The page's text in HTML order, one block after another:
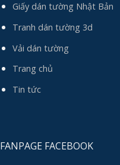
Giấy dán tường Nhật Bản
Tranh dán tường 3d
Vải dán tường
Trang chủ
Tin tức
FANPAGE FACEBOOK